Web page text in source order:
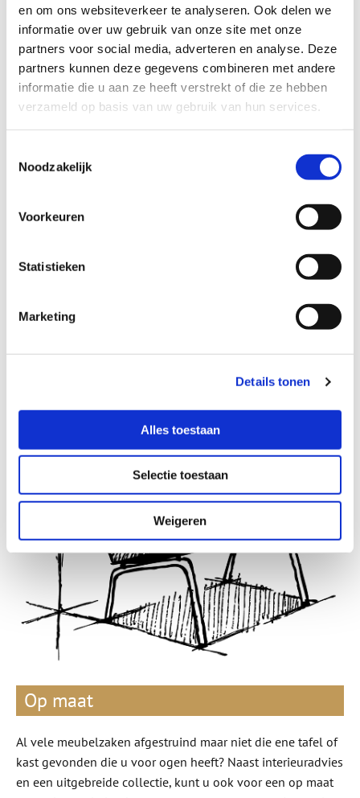
en om ons websiteverkeer te analyseren. Ook delen we
informatie over uw gebruik van onze site met onze
partners voor social media, adverteren en analyse. Deze
partners kunnen deze gegevens combineren met andere
informatie die u aan ze heeft verstrekt of die ze hebben
verzameld op basis van uw gebruik van hun services.
Noodzakelijk
Voorkeuren
Statistieken
Marketing
Details tonen
Alles toestaan
Selectie toestaan
Weigeren
Verlichting
Leeslampen, hanglampen, staande lampen,
schemerlampen. allen in moderne uitvoering.
Relaxfauteuils, eetkamerstoelen en (hoek)banken. U kunt
de bank samenstellen en kiezen uit onder meer de
het Deense merk Skalma Creativo. Deens design kenmerkt
en hoger van zit.
Op maat
Al vele meubelzaken afgestruind maar niet die ene tafel of
kast gevonden die u voor ogen heeft? Naast interieuradvies
en een uitgebreide collectie, kunt u ook voor een op maat